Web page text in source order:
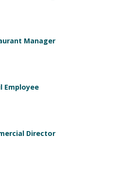
Manager
Employee
Director